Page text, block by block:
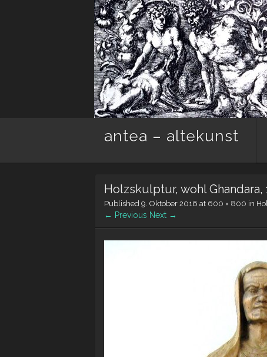
antea – altekunst
Holzskulptur, wohl Ghandara,
Published 9. Oktober 2016 at 600 × 800 in
← Previous Next →